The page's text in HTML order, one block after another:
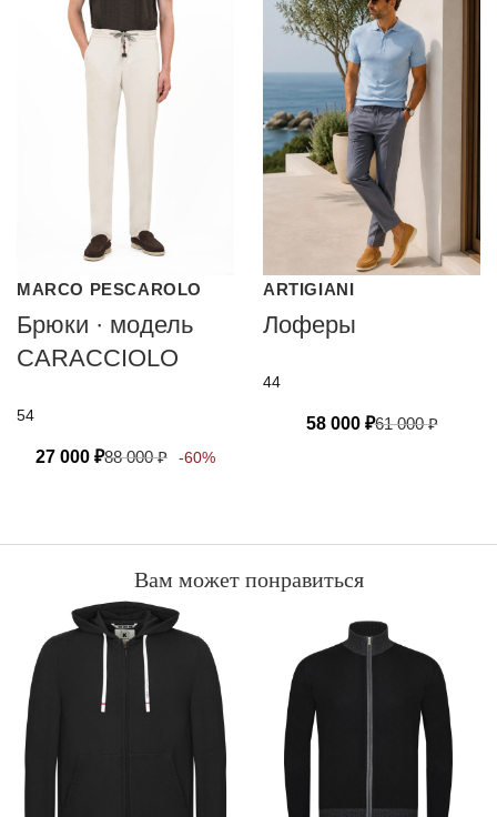
MARCO PESCAROLO
Брюки · модель
CARACCIOLO
54
27 000 ₽88 000₽ -60%
ARTIGIANI
Лоферы
44
61 000₽
58 000 ₽
Вам может понравиться